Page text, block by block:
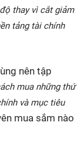
thay vì cắt giảm
tảng tài chính
nên tập
mua những thứ
và mục tiêu
mua sắm nào